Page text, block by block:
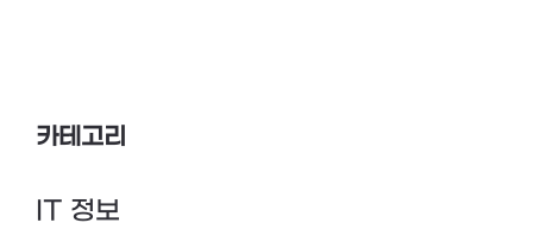
카테고리
IT 정보